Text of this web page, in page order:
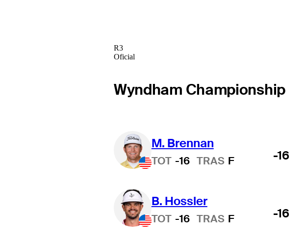
R3
Oficial
Wyndham Championship
M. Brennan
TOT -16 TRAS F -16
B. Hossler
TOT -16 TRAS F -16